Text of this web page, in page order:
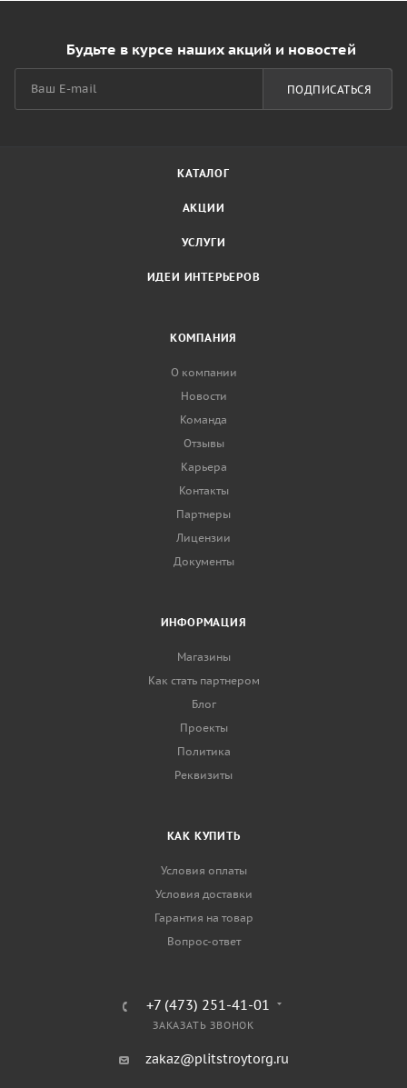
Будьте в курсе наших акций и новостей
ПОДПИСАТЬСЯ
КАТАЛОГ
АКЦИИ
УСЛУГИ
ИДЕИ ИНТЕРЬЕРОВ
КОМПАНИЯ
О компании
Новости
Команда
Отзывы
Карьера
Контакты
Партнеры
Лицензии
Документы
ИНФОРМАЦИЯ
Магазины
Как стать партнером
Блог
Проекты
Политика
Реквизиты
КАК КУПИТЬ
Условия оплаты
Условия доставки
Гарантия на товар
Вопрос-ответ
+7 (473) 251-41-01
ЗАКАЗАТЬ ЗВОНОК
zakaz@plitstroytorg.ru